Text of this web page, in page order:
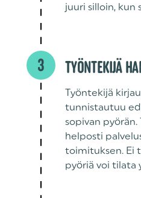
juuri silloin, kun
3 TYÖNTEKIJÄ
Työntekijä
tunnistautuu
sopivan pyörän.
helposti
toimituksen. Ei
pyöriä voi tilata